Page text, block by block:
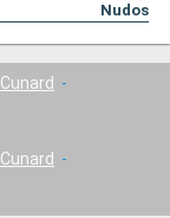
Nudos
Cunard
Cunard